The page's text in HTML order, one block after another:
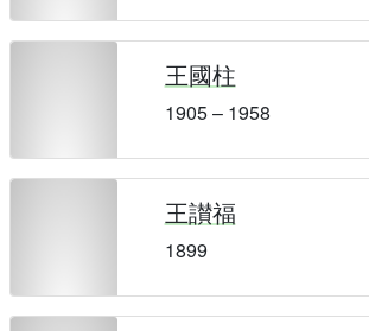
王國柱
1905 – 1958
王讃福
1899